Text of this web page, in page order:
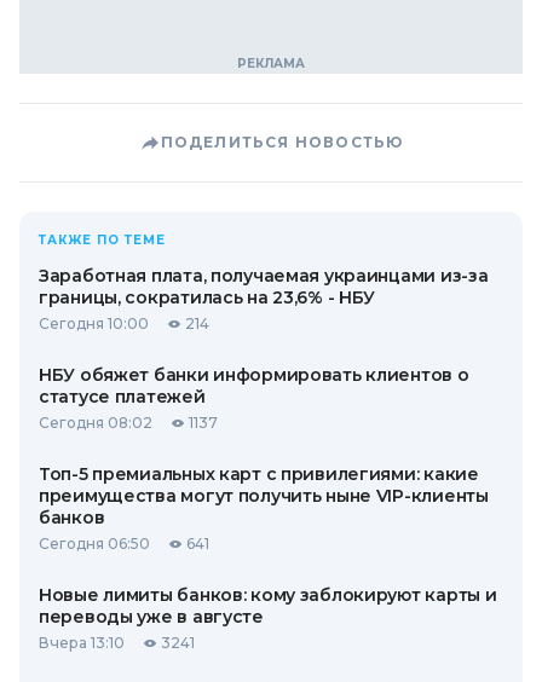
ПОДЕЛИТЬСЯ НОВОСТЬЮ
ТАКЖЕ ПО ТЕМЕ
Заработная плата, получаемая украинцами из-за
границы, сократилась на 23,6% - НБУ
Сегодня 10:00 214
НБУ обяжет банки информировать клиентов о
статусе платежей
Сегодня 08:02 1137
Топ-5 премиальных карт с привилегиями: какие
преимущества могут получить ныне VIP-клиенты
банков
Сегодня 06:50 641
Новые лимиты банков: кому заблокируют карты и
переводы уже в августе
Вчера 13:10 3241